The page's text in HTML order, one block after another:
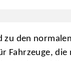
zu den
Fahrzeuge,